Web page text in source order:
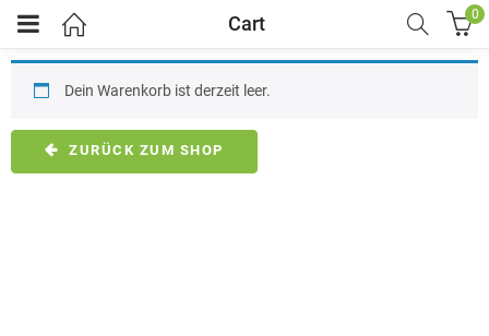
Cart 0
Dein Warenkorb ist derzeit leer.
ZURÜCK ZUM SHOP